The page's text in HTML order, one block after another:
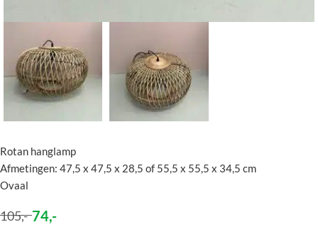
Rotan hanglamp
Afmetingen: 47,5 x 47,5 x 28,5 of 55,5 x 55,5 x 34,5 cm
Ovaal
105,- 74,-